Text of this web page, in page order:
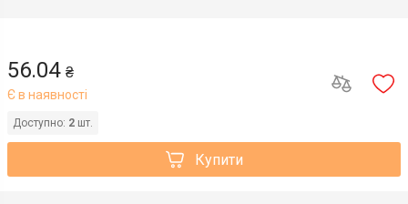
56.04 ₴
Є в наявності
Доступно: 2 шт.
Купити